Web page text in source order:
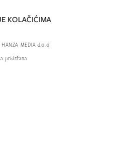
KOLAČIĆIMA
HANZA MEDIA d.o.o
pridržana